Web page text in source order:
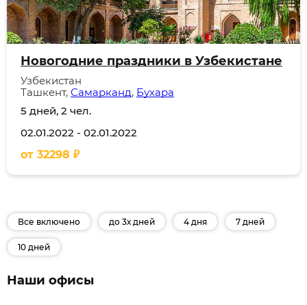
Новогодние праздники в Узбекистане
Узбекистан
Ташкент, Самарканд, Бухара
5 дней, 2 чел.
02.01.2022 - 02.01.2022
от 32298 ₽
Все включено до 3х дней 4 дня 7 дней
10 дней
Наши офисы